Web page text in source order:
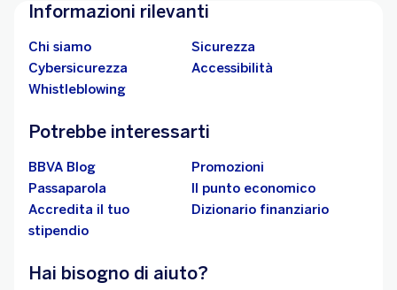
Informazioni rilevanti
Chi siamo
Sicurezza
Cybersicurezza
Accessibilità
Whistleblowing
Potrebbe interessarti
BBVA Blog
Promozioni
Passaparola
Il punto economico
Accredita il tuo
stipendio
Dizionario finanziario
Hai bisogno di aiuto?